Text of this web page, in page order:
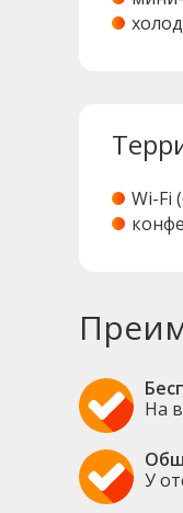
Wi-Fi
На
У